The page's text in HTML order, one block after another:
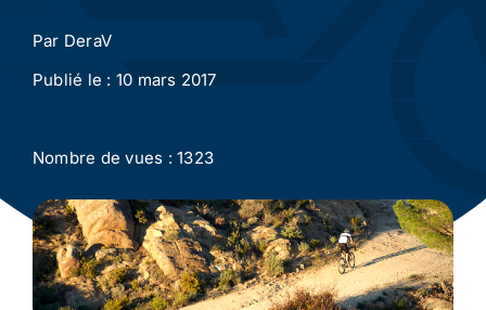
Actualité
Ecologie
Par DeraV
Publié le : 10 mars 2017
Nombre de vues : 1323